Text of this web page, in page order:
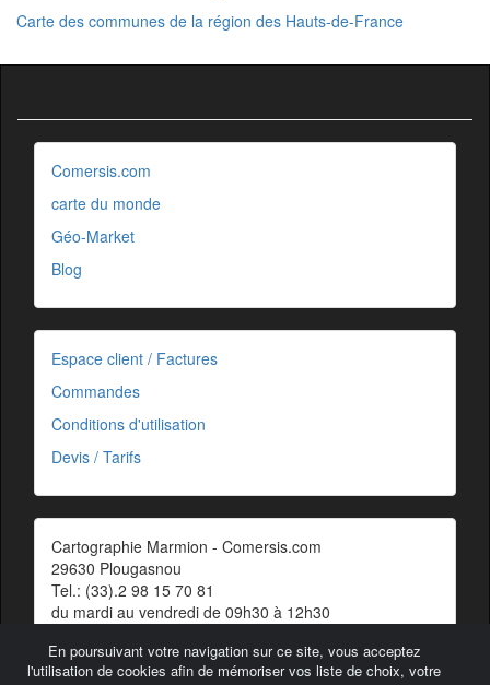
Carte des communes de la région des Hauts-de-France
En poursuivant votre navigation sur ce site, vous acceptez
l'utilisation de cookies afin de mémoriser vos liste de choix, votre
Comersis.com
carte du monde
Géo-Market
Blog
Espace client / Factures
Commandes
Conditions d'utilisation
Devis / Tarifs
Cartographie Marmion - Comersis.com
29630 Plougasnou
Tel.: (33).2 98 15 70 81
du mardi au vendredi de 09h30 à 12h30
Contact